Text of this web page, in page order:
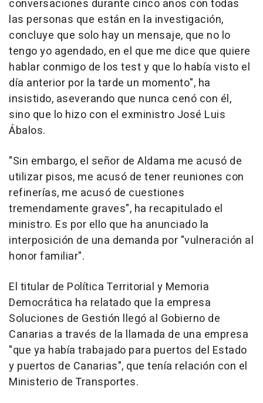
conversaciones durante cinco años con todas
las personas que están en la investigación,
concluye que solo hay un mensaje, que no lo
tengo yo agendado, en el que me dice que quiere
hablar conmigo de los test y que lo había visto el
día anterior por la tarde un momento", ha
insistido, aseverando que nunca cenó con él,
sino que lo hizo con el exministro José Luis
Ábalos.
"Sin embargo, el señor de Aldama me acusó de
utilizar pisos, me acusó de tener reuniones con
refinerías, me acusó de cuestiones
tremendamente graves", ha recapitulado el
ministro. Es por ello que ha anunciado la
interposición de una demanda por "vulneración al
honor familiar".
El titular de Política Territorial y Memoria
Democrática ha relatado que la empresa
Soluciones de Gestión llegó al Gobierno de
Canarias a través de la llamada de una empresa
"que ya había trabajado para puertos del Estado
y puertos de Canarias", que tenía relación con el
Ministerio de Transportes.